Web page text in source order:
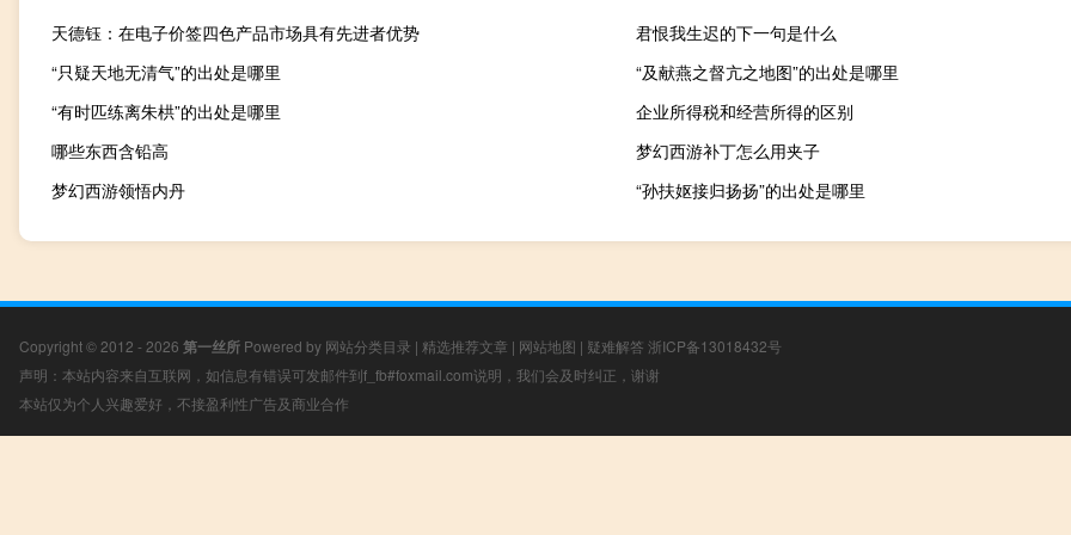
天德钰：在电子价签四色产品市场具有先进者优势
君恨我生迟的下一句是什么
“只疑天地无清气”的出处是哪里
“及献燕之督亢之地图”的出处是哪里
“有时匹练离朱栱”的出处是哪里
企业所得税和经营所得的区别
哪些东西含铅高
梦幻西游补丁怎么用夹子
梦幻西游领悟内丹
“孙扶妪接归扬扬”的出处是哪里
Copyright © 2012 - 2026 第一丝所 Powered by 网站分类目录 | 精选推荐文章 | 网站地图 | 疑难解答 浙ICP备13018432号
声明：本站内容来自互联网，如信息有错误可发邮件到f_fb#foxmail.com说明，我们会及时纠正，谢谢
本站仅为个人兴趣爱好，不接盈利性广告及商业合作